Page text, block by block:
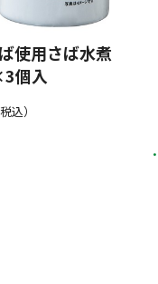
使用さば水煮
個入
込）